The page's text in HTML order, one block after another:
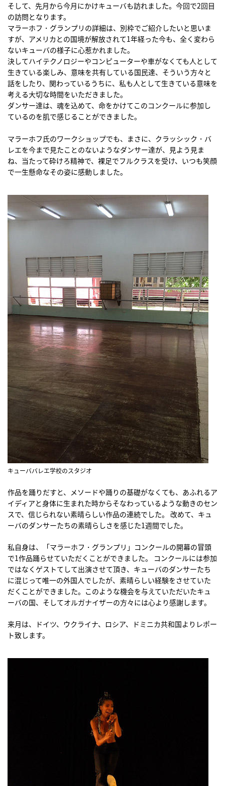
そして、先月から今月にかけキューバも訪れました。今回で2回目
の訪問となります。
マラーホフ・グランプリの詳細は、別枠でご紹介したいと思いま
すが、アメリカとの国境が解放されて1年経った今も、全く変わら
ないキューバの様子に心惹かれました。
決してハイテクノロジーやコンピューターや車がなくても人として
生きている楽しみ、意味を共有している国民達、そういう方々と
話をしたり、関わっているうちに、私も人として生きている意味を
考える大切な時間をいただきました。
ダンサー達は、魂を込めて、命をかけてこのコンクールに参加し
ているのを肌で感じることができました。
マラーホフ氏のワークショップでも、まさに、クラッシック・バ
レエを今まで見たことのないようなダンサー達が、見よう見ま
ね、当たって砕けろ精神で、裸足でフルクラスを受け、いつも笑顔
で一生懸命なその姿に感動しました。
キューババレエ学校のスタジオ
作品を踊りだすと、メソードや踊りの基礎がなくても、あふれるア
イディアと身体に生まれた時からそなわっているような動きのセン
スで、信じられない素晴らしい作品の連続でした。 改めて、キュ
ーバのダンサーたちの素晴らしさを感じた1週間でした。
私自身は、「マラーホフ・グランプリ」コンクールの開幕の冒頭
で1作品踊らせていただくことができました。 コンクールには参加
ではなくゲストてして出演させて頂き、キューバのダンサーたち
に混じって唯一の外国人でしたが、素晴らしい経験をさせていた
だくことができました。このような機会を与えていただいたキュ
ーバの国、そしてオルガナイザーの方々には心より感謝します。
来月は、ドイツ、ウクライナ、ロシア、ドミニカ共和国よりレポー
ト致します。